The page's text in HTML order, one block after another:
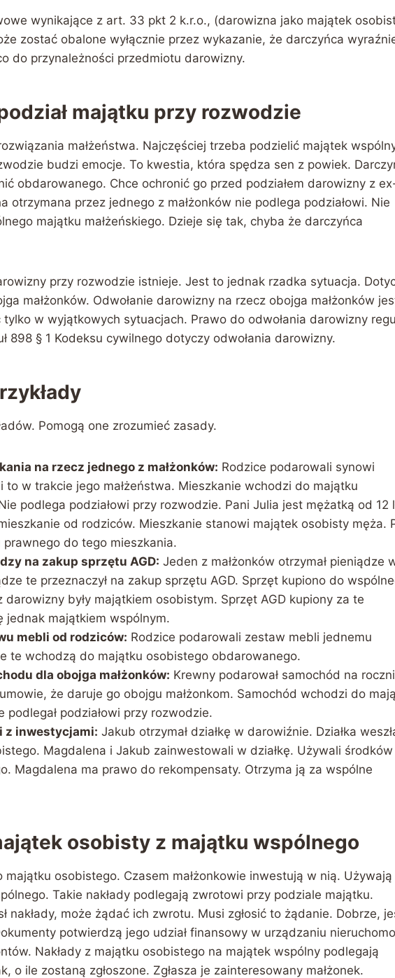
wynikające z art. 33 pkt 2 k.r.o., (darowizna jako majątek
zostać obalone wyłącznie przez wykazanie, że darczyńca
do przynależności przedmiotu darowizny.
majątku przy rozwodzie
małżeństwa. Najczęściej trzeba podzielić majątek
budzi emocje. To kwestia, która spędza sen z powiek.
obdarowanego. Chce ochronić go przed podziałem darowizny z
otrzymana przez jednego z małżonków nie podlega podziałowi. Nie
majątku małżeńskiego. Dzieje się tak, chyba że darczyńca
przy rozwodzie istnieje. Jest to jednak rzadka sytuacja.
małżonków. Odwołanie darowizny na rzecz obojga małżonków
w wyjątkowych sytuacjach. Prawo do odwołania darowizny
898 § 1 Kodeksu cywilnego dotyczy odwołania darowizny.
Pomogą one zrozumieć zasady.
na rzecz jednego z małżonków: Rodzice podarowali synowi
to w trakcie jego małżeństwa. Mieszkanie wchodzi do majątku
podlega podziałowi przy rozwodzie. Pani Julia jest mężatką od 12
od rodziców. Mieszkanie stanowi majątek osobisty męża.
prawnego do tego mieszkania.
na zakup sprzętu AGD: Jeden z małżonków otrzymał pieniądze
te przeznaczył na zakup sprzętu AGD. Sprzęt kupiono do
darowizny były majątkiem osobistym. Sprzęt AGD kupiony za te
jednak majątkiem wspólnym.
mebli od rodziców: Rodzice podarowali zestaw mebli jednemu
te wchodzą do majątku osobistego obdarowanego.
dla obojga małżonków: Krewny podarował samochód na
że daruje go obojgu małżonkom. Samochód wchodzi do
podlegał podziałowi przy rozwodzie.
z inwestycjami: Jakub otrzymał działkę w darowiźnie. Działka
Magdalena i Jakub zainwestowali w działkę. Używali
Magdalena ma prawo do rekompensaty. Otrzyma ją za wspólne
osobisty z majątku wspólnego
osobistego. Czasem małżonkowie inwestują w nią. Używają
Takie nakłady podlegają zwrotowi przy podziale majątku.
nakłady, może żądać ich zwrotu. Musi zgłosić to żądanie. Dobrze,
potwierdzą jego udział finansowy w urządzaniu
Nakłady z majątku osobistego na majątek wspólny podlegają
o ile zostaną zgłoszone. Zgłasza je zainteresowany małżonek.